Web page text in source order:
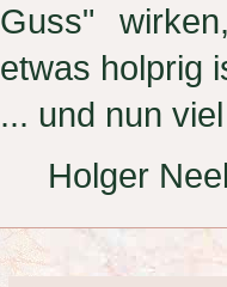
Guss"
etwas holprig
... und nun
Holger